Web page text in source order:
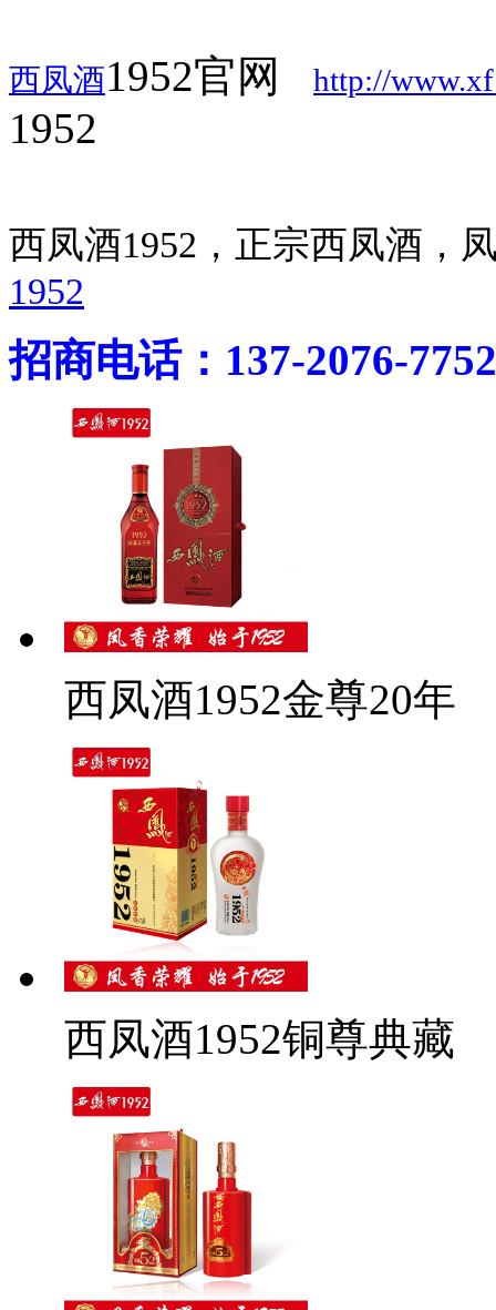
西凤酒1952官网 http://
1952
西凤酒1952，正宗西凤酒
1952
招商电话：137-2076-7752
西凤酒1952金尊20年
西凤酒1952铜尊典藏